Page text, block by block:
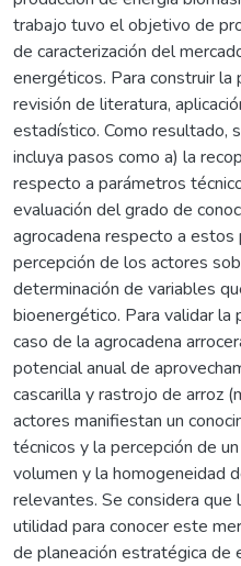
trabajo tuvo el objetivo de
de caracterización del
energéticos. Para construir la
revisión de literatura,
estadístico. Como resultado,
incluya pasos como a) la
respecto a parámetros
evaluación del grado de
agrocadena respecto a estos
percepción de los actores
determinación de variables
bioenergético. Para validar la
caso de la agrocadena
potencial anual de
cascarilla y rastrojo de arroz
actores manifiestan un
técnicos y la percepción de
volumen y la homogeneidad
relevantes. Se considera que
utilidad para conocer este
de planeación estratégica de